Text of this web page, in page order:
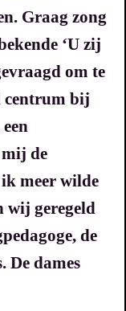
Graag zong
‘U zij
om te
centrum bij
de
meer wilde
wij geregeld
de
De dames